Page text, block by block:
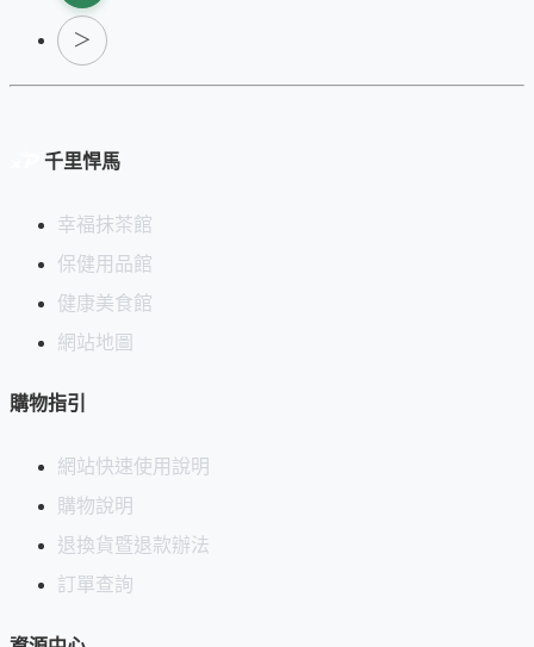
＞
千里悍馬
幸福抹茶館
保健用品館
健康美食館
網站地圖
購物指引
網站快速使用說明
購物說明
退換貨暨退款辦法
訂單查詢